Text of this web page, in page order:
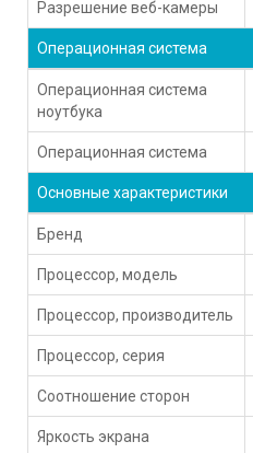
Разрешение веб-камеры
Операционная система
Операционная система
ноутбука
Операционная система
Основные характеристики
Бренд
Процессор, модель
Процессор, производитель
Процессор, серия
Соотношение сторон
Яркость экрана